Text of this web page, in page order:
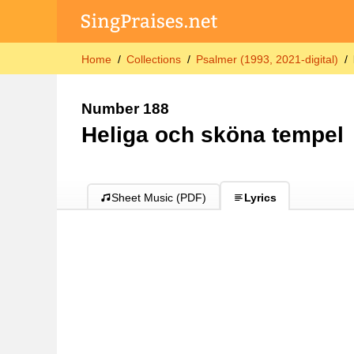
Home Collections Psalmer (1993, 2021-digital)
Number 188
Heliga och sköna tempel
Sheet Music (PDF) Lyrics